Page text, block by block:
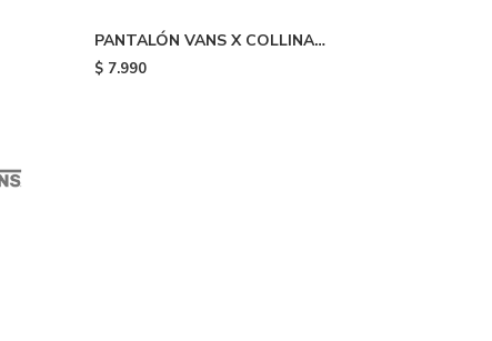
PANTALÓN VANS X COLLINA
STRADA - Yellow
$ 7.990